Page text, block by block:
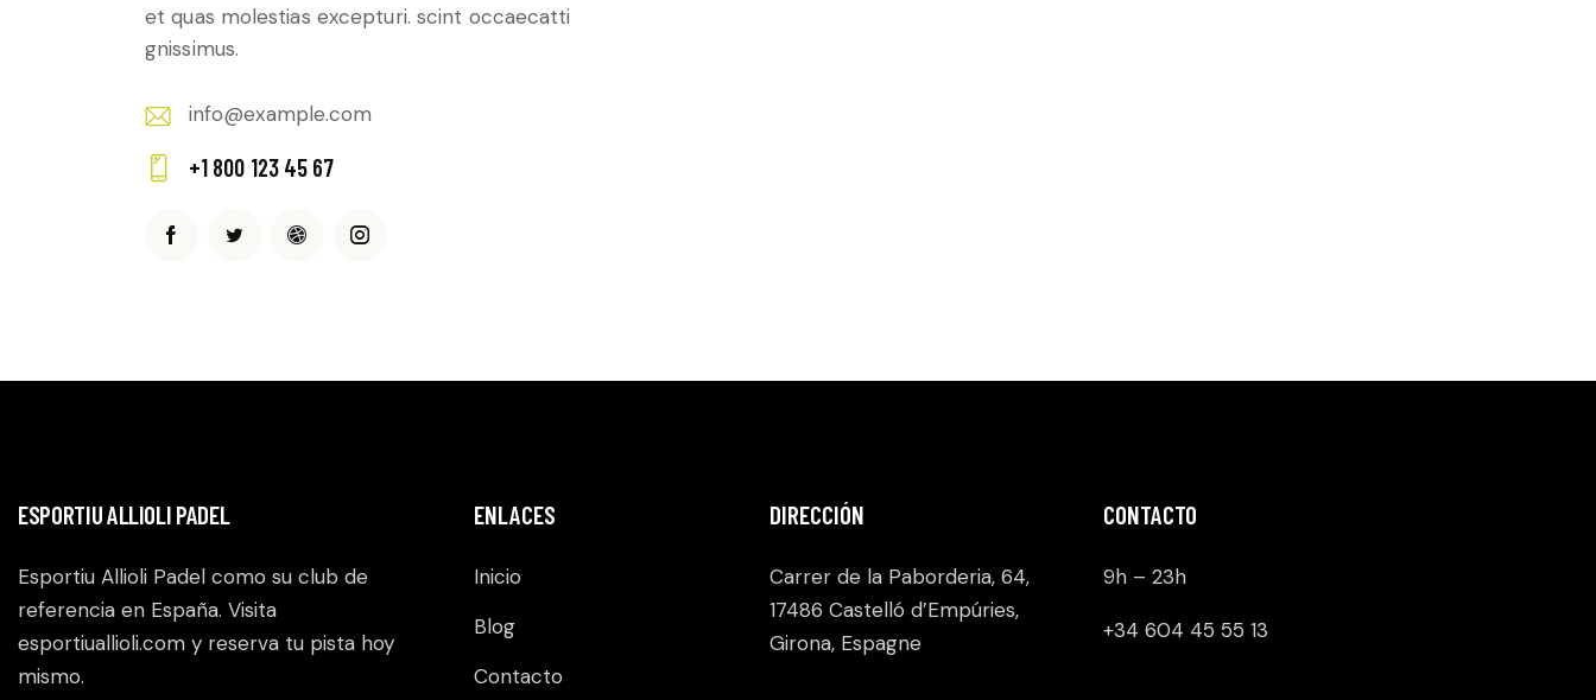
et quas molestias excepturi. scint occaecatti
gnissimus.
E-
m
ail:
info@example.com
on
+1 800 123 45 67
ESPORTIU ALLIOLI PADEL
Esportiu Allioli Padel como su club de
referencia en España. Visita
esportiuallioli.com y reserva tu pista hoy
mismo.
ENLACES
Inicio
Blog
Contacto
DIRECCIÓN
Carrer de la Paborderia, 64,
17486 Castelló d’Empúries,
Girona, Espagne
CONTACTO
9h – 23h
+34 604 45 55 13